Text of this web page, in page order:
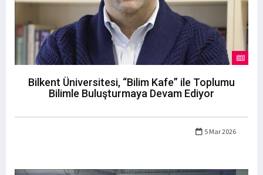
Bilkent Üniversitesi, “Bilim Kafe” ile Toplumu
Bilimle Buluşturmaya Devam Ediyor
5 Mar 2026